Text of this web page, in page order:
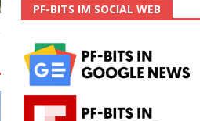
PF-BITS IM SOCIAL WEB